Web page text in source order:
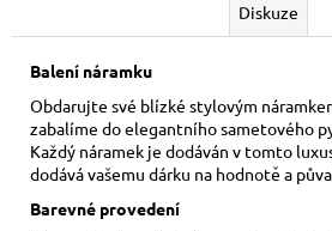
Diskuze
Balení náramku
Obdarujte své blízké stylovým
zabalíme do elegantního sametového
Každý náramek je dodáván v tomto
dodává vašemu dárku na hodnotě a
Barevné provedení